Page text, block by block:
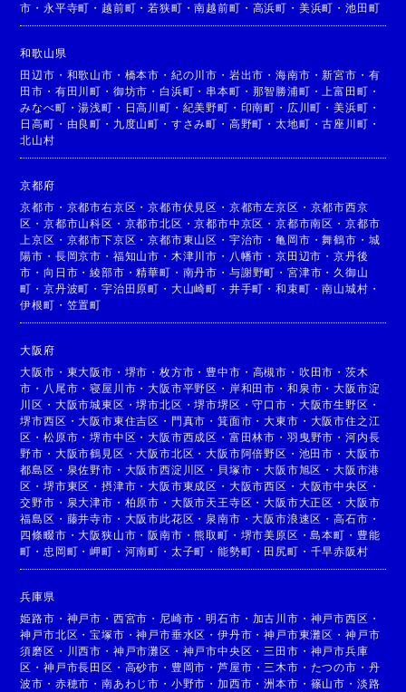
市 ・永平寺町 ・ 越前町 ・若狭町 ・南越前町 ・ 高浜町 ・ 美浜町 ・ 池田町
和歌山県
田辺市 ・ 和歌山市 ・ 橋本市 ・ 紀の川市 ・ 岩出市 ・海南市 ・新宮市 ・ 有
田市 ・ 有田川町 ・ 御坊市 ・ 白浜町 ・ 串本町 ・ 那智勝浦町 ・ 上富田町 ・
みなべ町 ・湯浅町 ・ 日高川町 ・ 紀美野町 ・ 印南町 ・ 広川町 ・美浜町 ・
日高町 ・ 由良町 ・ 九度山町 ・ すさみ町 ・ 高野町 ・太地町 ・古座川町 ・
北山村
京都府
京都市 ・ 京都市右京区 ・京都市伏見区 ・ 京都市左京区 ・ 京都市西京
区 ・京都市山科区 ・ 京都市北区 ・京都市中京区 ・京都市南区 ・ 京都市
上京区 ・ 京都市下京区 ・京都市東山区 ・ 宇治市 ・亀岡市 ・舞鶴市 ・ 城
陽市 ・ 長岡京市 ・ 福知山市 ・ 木津川市 ・ 八幡市 ・京田辺市 ・京丹後
市 ・向日市 ・綾部市 ・精華町 ・ 南丹市 ・ 与謝野町 ・ 宮津市 ・ 久御山
町 ・京丹波町 ・宇治田原町 ・ 大山崎町 ・ 井手町 ・和束町 ・南山城村 ・
伊根町 ・ 笠置町
大阪府
大阪市 ・ 東大阪市 ・ 堺市 ・枚方市 ・ 豊中市 ・ 高槻市 ・ 吹田市 ・ 茨木
市 ・ 八尾市 ・寝屋川市 ・大阪市平野区 ・ 岸和田市 ・ 和泉市 ・大阪市淀
川区 ・ 大阪市城東区 ・堺市北区 ・堺市堺区 ・守口市 ・ 大阪市生野区 ・
堺市西区 ・大阪市東住吉区 ・ 門真市 ・箕面市 ・大東市 ・ 大阪市住之江
区 ・松原市 ・堺市中区 ・大阪市西成区 ・ 富田林市 ・ 羽曳野市 ・ 河内長
野市 ・ 大阪市鶴見区 ・大阪市北区 ・大阪市阿倍野区 ・ 池田市 ・ 大阪市
都島区 ・ 泉佐野市 ・ 大阪市西淀川区 ・ 貝塚市 ・大阪市旭区 ・大阪市港
区 ・堺市東区 ・摂津市 ・大阪市東成区 ・ 大阪市西区 ・ 大阪市中央区 ・
交野市 ・ 泉大津市 ・ 柏原市 ・ 大阪市天王寺区 ・大阪市大正区 ・ 大阪市
福島区 ・ 藤井寺市 ・ 大阪市此花区 ・ 泉南市 ・大阪市浪速区 ・高石市 ・
四條畷市 ・大阪狭山市 ・阪南市 ・熊取町 ・ 堺市美原区 ・島本町 ・ 豊能
町 ・ 忠岡町 ・岬町 ・ 河南町 ・ 太子町 ・能勢町 ・ 田尻町 ・ 千早赤阪村
兵庫県
姫路市 ・ 神戸市 ・ 西宮市 ・ 尼崎市 ・明石市 ・ 加古川市 ・ 神戸市西区 ・
神戸市北区 ・宝塚市 ・神戸市垂水区 ・伊丹市 ・神戸市東灘区 ・ 神戸市
須磨区 ・ 川西市 ・ 神戸市灘区 ・ 神戸市中央区 ・ 三田市 ・ 神戸市兵庫
区 ・神戸市長田区 ・ 高砂市 ・ 豊岡市 ・芦屋市 ・ 三木市 ・ たつの市 ・ 丹
波市 ・ 赤穂市 ・南あわじ市 ・ 小野市 ・加西市 ・洲本市 ・ 篠山市 ・ 淡路